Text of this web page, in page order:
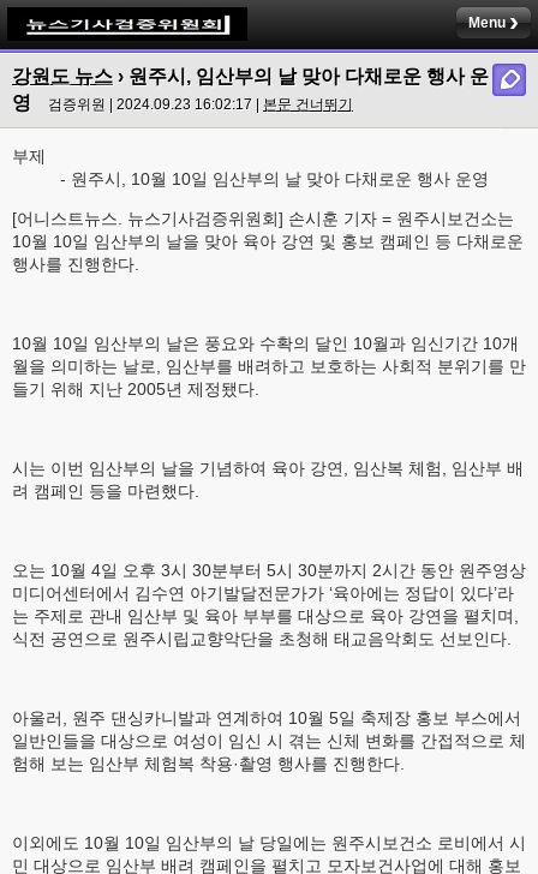
Menu
강원도 뉴스 › 원주시, 임산부의 날 맞아 다채로운 행사 운
영
검증위원 | 2024.09.23 16:02:17 | 본문 건너뛰기
부제
- 원주시, 10월 10일 임산부의 날 맞아 다채로운 행사 운영
[어니스트뉴스. 뉴스기사검증위원회] 손시훈 기자 = 원주시보건소는
10월 10일 임산부의 날을 맞아 육아 강연 및 홍보 캠페인 등 다채로운
행사를 진행한다.
10월 10일 임산부의 날은 풍요와 수확의 달인 10월과 임신기간 10개
월을 의미하는 날로, 임산부를 배려하고 보호하는 사회적 분위기를 만
들기 위해 지난 2005년 제정됐다.
시는 이번 임산부의 날을 기념하여 육아 강연, 임산복 체험, 임산부 배
려 캠페인 등을 마련했다.
오는 10월 4일 오후 3시 30분부터 5시 30분까지 2시간 동안 원주영상
미디어센터에서 김수연 아기발달전문가가 ‘육아에는 정답이 있다’라
는 주제로 관내 임산부 및 육아 부부를 대상으로 육아 강연을 펼치며,
식전 공연으로 원주시립교향악단을 초청해 태교음악회도 선보인다.
아울러, 원주 댄싱카니발과 연계하여 10월 5일 축제장 홍보 부스에서
일반인들을 대상으로 여성이 임신 시 겪는 신체 변화를 간접적으로 체
험해 보는 임산부 체험복 착용·촬영 행사를 진행한다.
이외에도 10월 10일 임산부의 날 당일에는 원주시보건소 로비에서 시
민 대상으로 임산부 배려 캠페인을 펼치고 모자보건사업에 대해 홍보